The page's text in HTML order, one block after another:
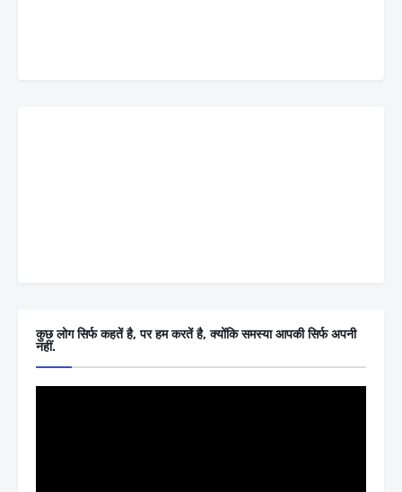
कुछ लोग सिर्फ कहतें है, पर हम करतें है, क्योंकि समस्या आपकी सिर्फ अपनी
नहीं.